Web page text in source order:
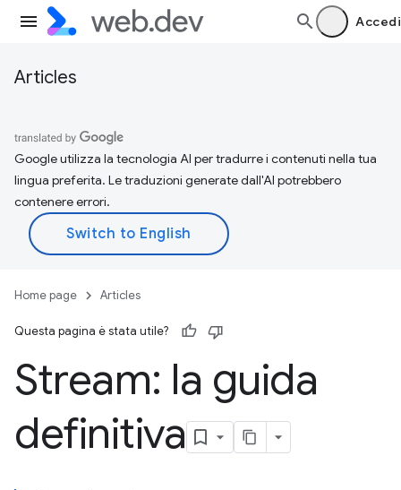
Accedi
Articles
Google utilizza la tecnologia AI per tradurre i contenuti nella tua
lingua preferita. Le traduzioni generate dall'AI potrebbero
contenere errori.
Home page Articles
Questa pagina è stata utile?
Stream: la guida
definitiva